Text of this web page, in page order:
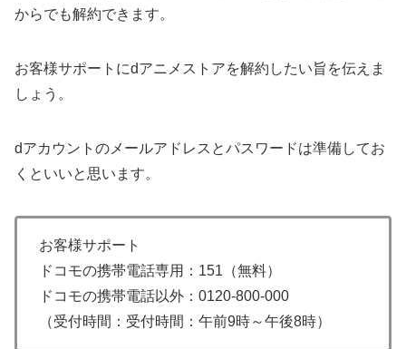
からでも解約できます。
お客様サポートにdアニメストアを解約したい旨を伝えま
しょう。
dアカウントのメールアドレスとパスワードは準備してお
くといいと思います。
お客様サポート
ドコモの携帯電話専用：151（無料）
ドコモの携帯電話以外：0120-800-000
（受付時間：受付時間：午前9時～午後8時）